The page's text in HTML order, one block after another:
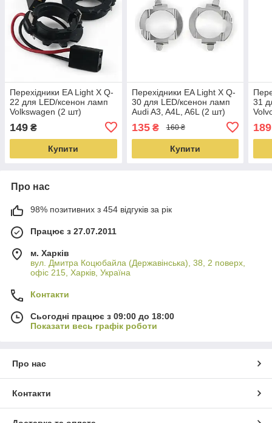
Перехідники EA Light X Q-
22 для LED/ксенон ламп
Volkswagen (2 шт)
149 ₴
Купити
Перехідники EA Light X Q-
30 для LED/ксенон ламп
Audi A3, A4L, A6L (2 шт)
135₴ 160 ₴
Купити
31
189
Про нас
98% позитивних з 454 відгуків за рік
Працює з 27.07.2011
м. Харків
вул. Дмитра Коцюбайла (Державінська), 38, 2 поверх,
офіс 215, Харків, Україна
Контакти
Сьогодні працює з 09:00 до 18:00
Показати весь графік роботи
Про нас
Контакти